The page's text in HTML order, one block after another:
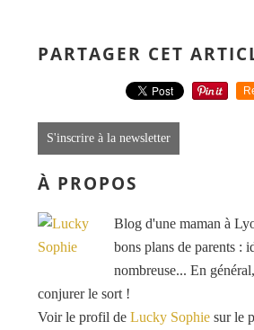
PARTAGER CET
S'inscrire à la newsletter
À PROPOS
Blog d'une maman à
bons plans de parents :
nombreuse... En
conjurer le sort !
Voir le profil de Lucky Sophie sur le